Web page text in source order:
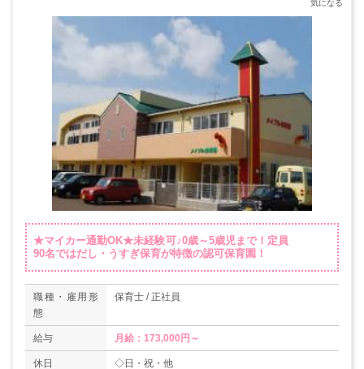
★マイカー通勤OK★未経験可♪0歳～5歳児まで！定員
90名ではだし・うすぎ保育が特徴の認可保育園！
職種・雇用形
態
保育士 / 正社員
給与 月給：173,000円～
休日
◇日・祝・他